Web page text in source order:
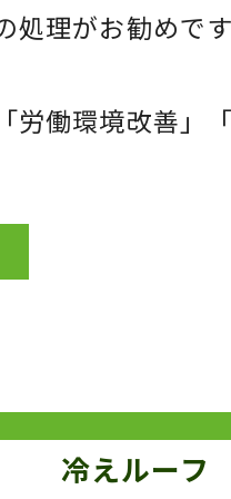
処理がお勧めです
労働環境改善
冷えルーフ